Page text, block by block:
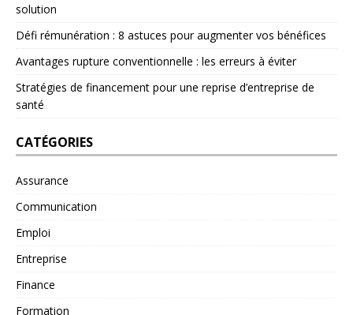
solution
Défi rémunération : 8 astuces pour augmenter vos bénéfices
Avantages rupture conventionnelle : les erreurs à éviter
Stratégies de financement pour une reprise d’entreprise de
santé
CATÉGORIES
Assurance
Communication
Emploi
Entreprise
Finance
Formation